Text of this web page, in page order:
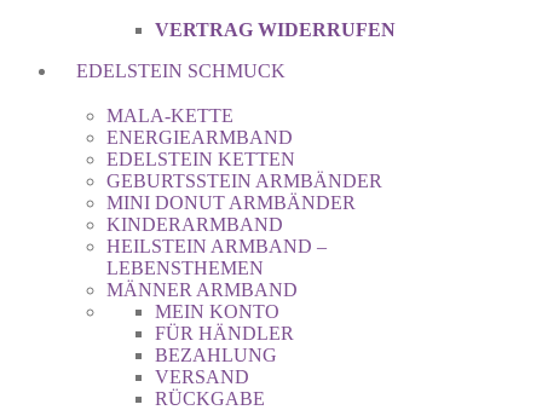
VERTRAG WIDERRUFEN
EDELSTEIN SCHMUCK
MALA-KETTE
ENERGIEARMBAND
EDELSTEIN KETTEN
GEBURTSSTEIN ARMBÄNDER
MINI DONUT ARMBÄNDER
KINDERARMBAND
HEILSTEIN ARMBAND –
LEBENSTHEMEN
MÄNNER ARMBAND
MEIN KONTO
FÜR HÄNDLER
BEZAHLUNG
VERSAND
RÜCKGABE